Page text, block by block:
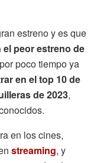
estreno y es que
peor estreno de
poco tiempo ya
en el top 10 de
de 2023,
en los cines,
streaming, y